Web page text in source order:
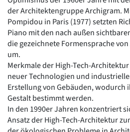
Jugendstil
Historismus
Klassizismus
Barock
Renaissance
Romanik
Vorromanik
Römische Antike
Über uns
Über baukunst-nrw
der Architektengruppe Archigram.
Pompidou in Paris (1977) setzten
Piano mit den nach außen
die gezeichnete Formensprache
um.
Merkmale der High-Tech-
neuer Technologien und
Erstellung von Gebäuden, wodurch
Gestalt bestimmt werden.
In den 1990er Jahren konzentriert
Ansatz der High-Tech-Architektur